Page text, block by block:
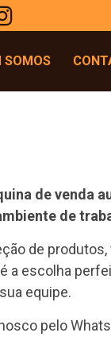
SOMOS
de venda
de
de
a escolha
equipe.
pelo